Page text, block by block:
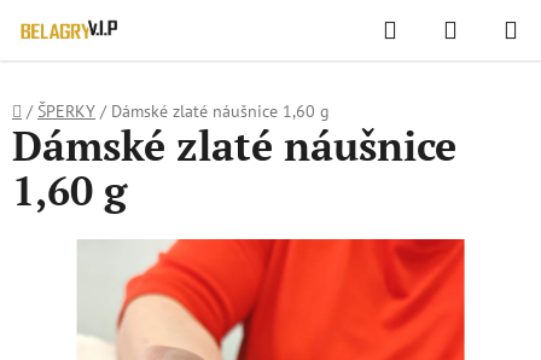
WIDGET HODNOCENÍ OBCHODU
Přejít
na
Hledat
KOŠÍK
Domů
/ ŠPERKY / Dámské zlaté náušnice 1,60 g
Dámské zlaté náušnice
1,60 g